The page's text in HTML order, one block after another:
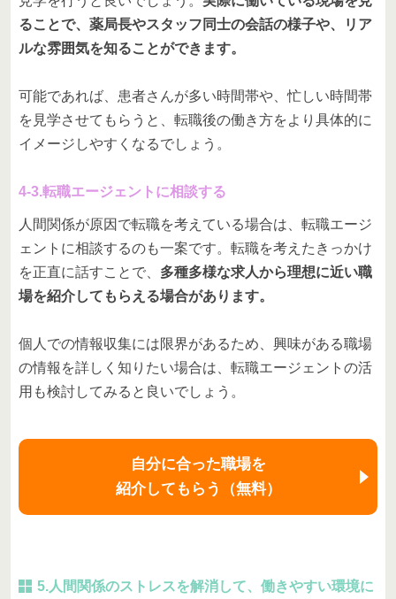
ることで、薬局長やスタッフ同士の会話の様子や、リア
ルな雰囲気を知ることができます。
可能であれば、患者さんが多い時間帯や、忙しい時間帯
を見学させてもらうと、転職後の働き方をより具体的に
イメージしやすくなるでしょう。
4-3.転職エージェントに相談する
人間関係が原因で転職を考えている場合は、転職エージ
ェントに相談するのも一案です。転職を考えたきっかけ
を正直に話すことで、 多種多様な求人から理想に近い職
場を紹介してもらえる場合があります。
個人での情報収集には限界があるため、興味がある職場
の情報を詳しく知りたい場合は、転職エージェントの活
用も検討してみると良いでしょう。
自分に合った職場を
紹介してもらう（無料）
5.人間関係のストレスを解消して、働きやすい環境に